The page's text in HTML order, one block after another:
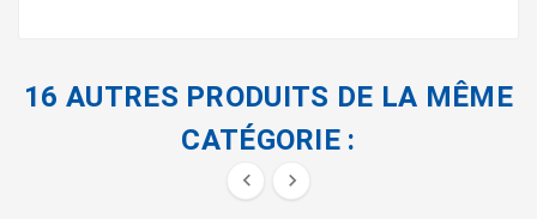
16 AUTRES PRODUITS DE LA MÊME
CATÉGORIE :
 